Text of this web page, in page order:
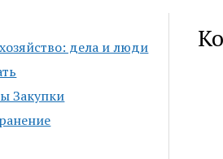
дела и люди
Закупки